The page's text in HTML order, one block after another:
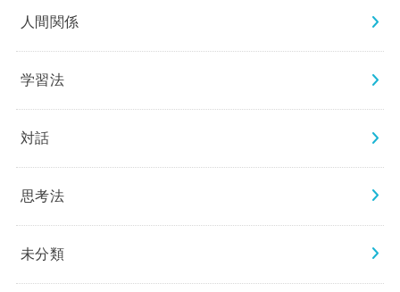
人間関係
学習法
対話
思考法
未分類